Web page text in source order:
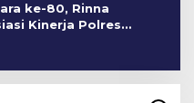
ke-80, Rinna
Kinerja Polres